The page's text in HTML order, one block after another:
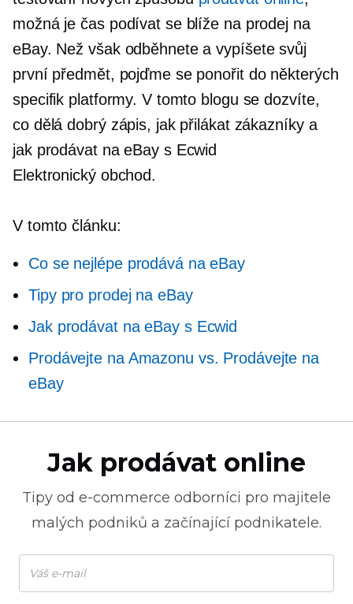
možná je čas podívat se blíže na prodej na
eBay. Než však odběhnete a vypíšete svůj
první předmět, pojďme se ponořit do některých
specifik platformy. V tomto blogu se dozvíte,
co dělá dobrý zápis, jak přilákat zákazníky a
jak prodávat na eBay s Ecwid
Elektronický obchod.
V tomto článku:
Co se nejlépe prodává na eBay
Tipy pro prodej na eBay
Jak prodávat na eBay s Ecwid
Prodávejte na Amazonu vs. Prodávejte na
eBay
Jak prodávat online
Tipy od e-commerce odborníci pro majitele
malých podniků a začínající podnikatele.